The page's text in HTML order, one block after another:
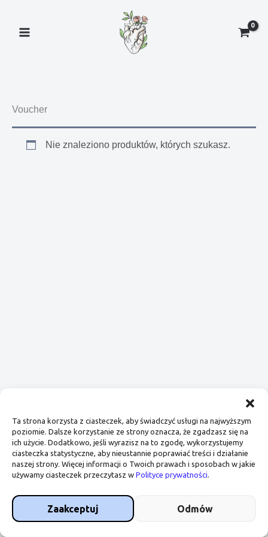
Ta strona korzysta z ciasteczek, aby świadczyć usługi na najwyższym
poziomie. Dalsze korzystanie ze strony oznacza, że zgadzasz się na
ich użycie. Dodatkowo, jeśli wyrazisz na to zgodę, wykorzystujemy
ciasteczka statystyczne, aby nieustannie poprawiać treści i działanie
naszej strony. Więcej informacji o Twoich prawach i sposobach w jakie
używamy ciasteczek przeczytasz w Polityce prywatności.
Zaakceptuj Odmów
treści
Voucher
Nie znaleziono produktów, których szukasz.
Copyright © 2026 Karolina Bartoń | Medical Food Coach
Realizacja: